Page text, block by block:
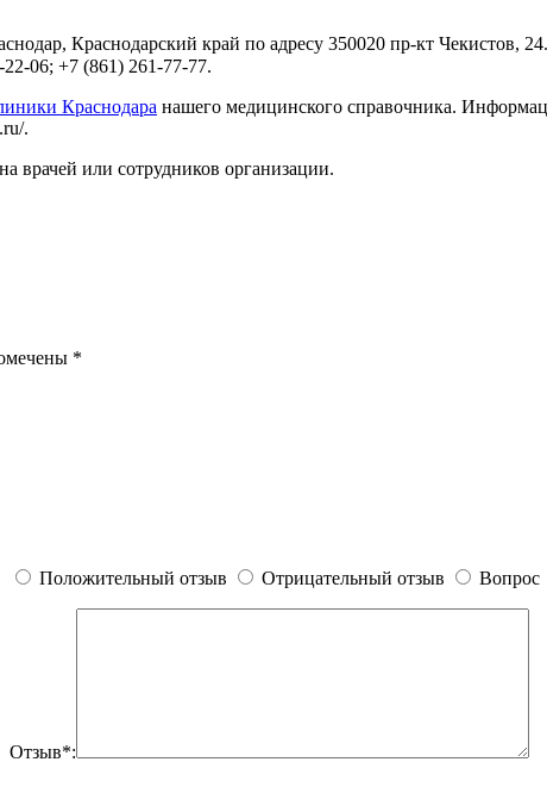
Краснодарский край по адресу 350020 пр-кт Чекистов,
06; +7 (861) 261-77-77.
Краснодара нашего медицинского справочника.
.
врачей или сотрудников организации.
*
Положительный отзыв Отрицательный отзыв Вопрос
Отзыв*: